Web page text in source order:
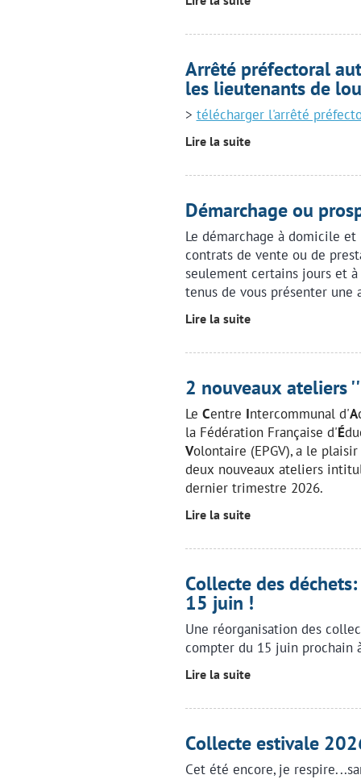
Arrêté préfectoral
les lieutenants de
> télécharger l'arrêté
Lire la suite
Démarchage ou
Le démarchage à domicile
contrats de vente ou de
seulement certains jours et
tenus de vous présenter
Lire la suite
2 nouveaux ateliers
Le Centre Intercommunal d'A
la Fédération Française d'É
Volontaire (EPGV), a le
deux nouveaux ateliers
dernier trimestre 2026.
Lire la suite
Collecte des
15 juin !
Une réorganisation des
compter du 15 juin prochain
Lire la suite
Collecte estivale
Cet été encore, je